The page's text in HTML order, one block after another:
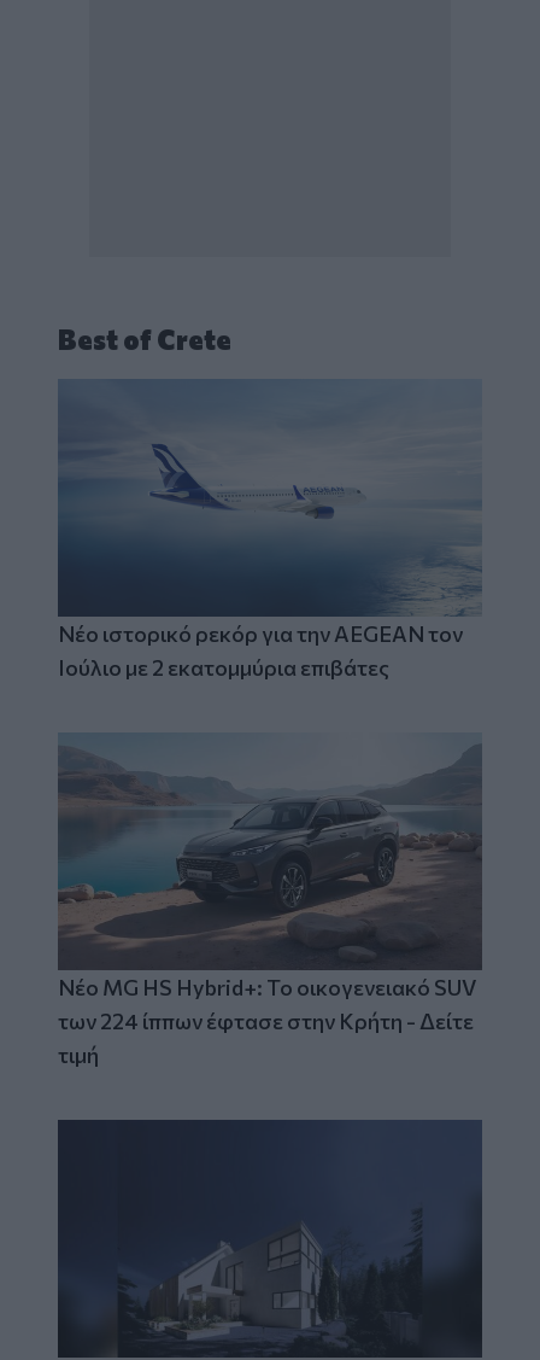
Best of Crete
Νέο ιστορικό ρεκόρ για την AEGEAN τον
Ιούλιο με 2 εκατομμύρια επιβάτες
Νέο MG HS Hybrid+: Το οικογενειακό SUV
των 224 ίππων έφτασε στην Κρήτη - Δείτε
τιμή